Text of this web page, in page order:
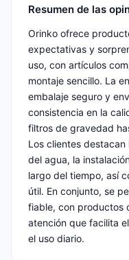
Resumen de las
Orinko ofrece
expectativas y
uso, con artículos
montaje sencillo. La
embalaje seguro y
consistencia en la
filtros de gravedad
Los clientes
del agua, la
largo del tiempo, así
útil. En conjunto, se
fiable, con productos
atención que facilita
el uso diario.